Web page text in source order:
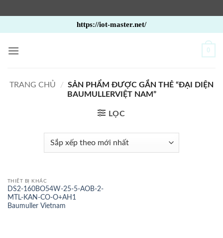
qua
nội
https://iot-master.net/
0
TRANG CHỦ / SẢN PHẨM ĐƯỢC GẮN THẺ “ĐẠI DIỆN
BAUMULLERVIỆT NAM”
LỌC
THIẾT BỊ KHÁC
DS2-160BO54W-25-5-AOB-2-
MTL-KAN-CO-O+AH1
Baumuller Vietnam